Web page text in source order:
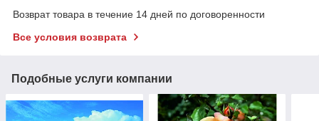
Возврат товара в течение 14 дней по договоренности
Все условия возврата
Подобные услуги компании